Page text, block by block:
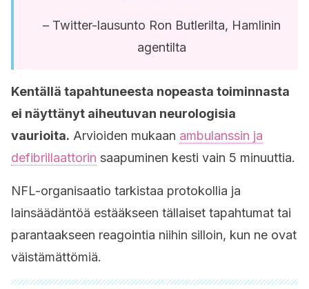
– Twitter-lausunto Ron Butlerilta, Hamlinin
agentilta
Kentällä tapahtuneesta nopeasta toiminnasta
ei näyttänyt aiheutuvan neurologisia
vaurioita. Arvioiden mukaan ambulanssin ja
defibrillaattorin saapuminen kesti vain 5 minuuttia.
NFL-organisaatio tarkistaa protokollia ja
lainsäädäntöä estääkseen tällaiset tapahtumat tai
parantaakseen reagointia niihin silloin, kun ne ovat
väistämättömiä.